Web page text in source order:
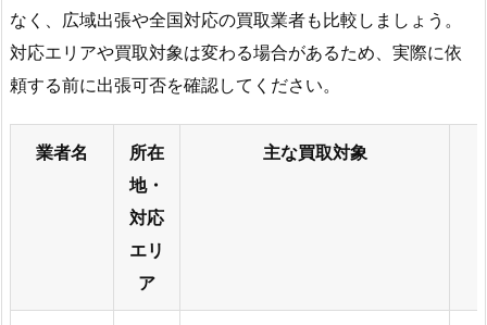
なく、広域出張や全国対応の買取業者も比較しましょう。
対応エリアや買取対象は変わる場合があるため、実際に依
頼する前に出張可否を確認してください。
業者名
所在
地・
対応
エリ
ア
主な買取対象